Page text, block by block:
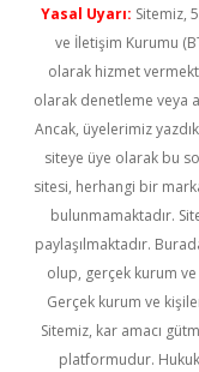
Yasal Uyarı: Sitemiz,
ve İletişim Kurumu
olarak hizmet
olarak denetleme veya
Ancak, üyelerimiz
siteye üye olarak bu
sitesi, herhangi bir
bulunmamaktadır.
paylaşılmaktadır.
olup, gerçek kurum ve
Gerçek kurum ve
Sitemiz, kar amacı
platformudur.